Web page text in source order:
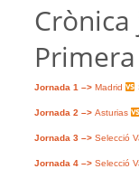
Jornada 1 –> Madrid
Jornada 2 –> Asturias
Jornada 3 –> Selecció
Jornada 4 –> Selecció